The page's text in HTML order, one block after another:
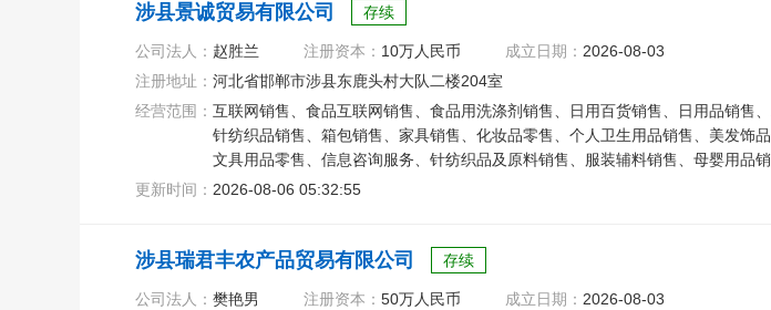
涉县景诚贸易有限公司 存续
公司法人： 赵胜兰 注册资本： 10万人民币 成立日期： 2026-08-03
注册地址： 河北省邯郸市涉县东鹿头村大队二楼204室
经营范围： 互联网销售、食品互联网销售、食品用洗涤剂销售、日用百货销售、日用品销售
针纺织品销售、箱包销售、家具销售、化妆品零售、个人卫生用品销售、美发饰
文具用品零售、信息咨询服务、针纺织品及原料销售、服装辅料销售、母婴用品
更新时间： 2026-08-06 05:32:55
涉县瑞君丰农产品贸易有限公司 存续
公司法人： 樊艳男 注册资本： 50万人民币 成立日期： 2026-08-03